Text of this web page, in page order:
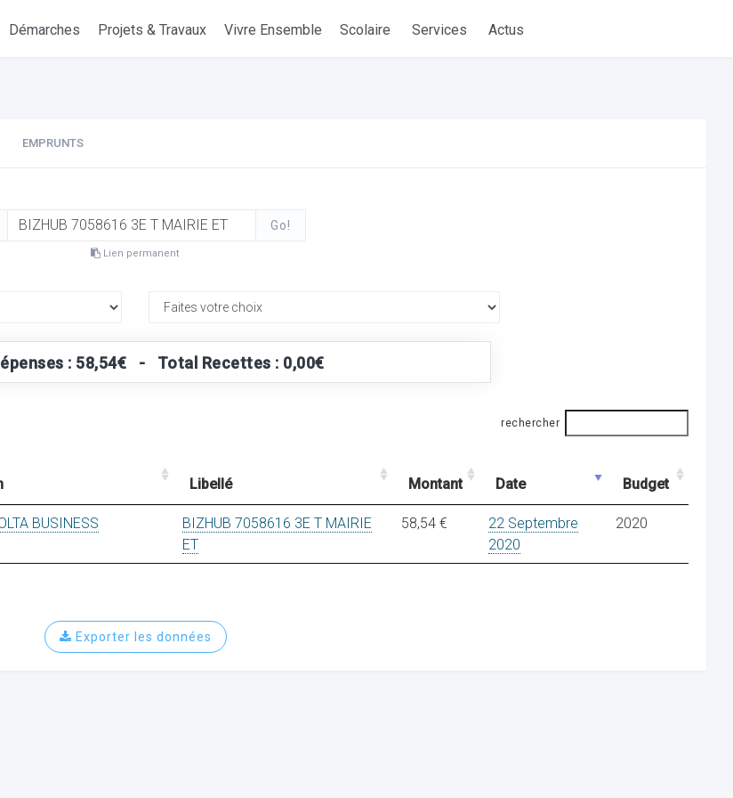
Démarches Projets & Travaux Vivre Ensemble Scolaire Services Actus
EMPRUNTS
Go!
Lien permanent
: 58,54€ - Total Recettes : 0,00€
rechercher
Libellé Montant Date Budget
BUSINESS
BIZHUB 7058616 3E T MAIRIE
ET
58,54 €
22 Septembre
2020
2020
Exporter les données